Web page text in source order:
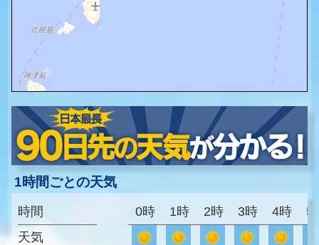
1時間ごとの天気
時間
天気
0時 1時 2時 3時 4時 5